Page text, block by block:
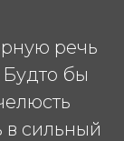
речь
Будто бы
в сильный